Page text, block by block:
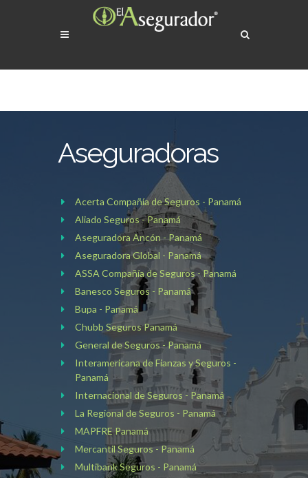
Aseguradoras
Acerta Compañía de Seguros - Panamá
Aliado Seguros - Panamá
Aseguradora Ancón - Panamá
Aseguradora Global - Panamá
ASSA Compañía de Seguros - Panamá
Banesco Seguros - Panamá
Bupa - Panamá
Chubb Seguros Panamá
General de Seguros - Panamá
Interamericana de Fianzas y Seguros -
Panamá
Internacional de Seguros - Panamá
La Regional de Seguros - Panamá
MAPFRE Panamá
Mercantil Seguros - Panamá
Multibank Seguros - Panamá